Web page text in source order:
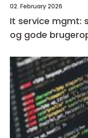
02. February 2026
It service mgmt:
og gode